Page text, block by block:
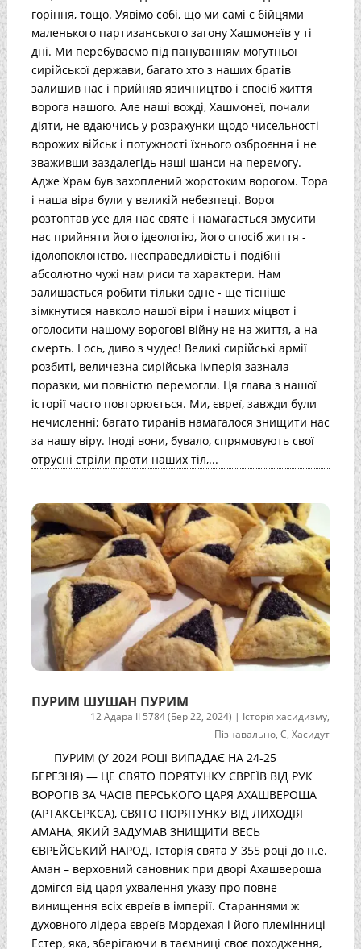
горіння, тощо. Уявімо собі, що ми самі є бійцями
маленького партизанського загону Хашмонеїв у ті
дні. Ми перебуваємо під пануванням могутньої
сирійської держави, багато хто з наших братів
залишив нас і прийняв язичництво і спосіб життя
ворога нашого. Але наші вожді, Хашмонеї, почали
діяти, не вдаючись у розрахунки щодо чисельності
ворожих військ і потужності їхнього озброєння і не
зваживши заздалегідь наші шанси на перемогу.
Адже Храм був захоплений жорстоким ворогом. Тора
і наша віра були у великій небезпеці. Ворог
розтоптав усе для нас святе і намагається змусити
нас прийняти його ідеологію, його спосіб життя -
ідолопоклонство, несправедливість і подібні
абсолютно чужі нам риси та характери. Нам
залишається робити тільки одне - ще тісніше
зімкнутися навколо нашої віри і наших міцвот і
оголосити нашому ворогові війну не на життя, а на
смерть. І ось, диво з чудес! Великі сирійські армії
розбиті, величезна сирійська імперія зазнала
поразки, ми повністю перемогли. Ця глава з нашої
історії часто повторюється. Ми, євреї, завжди були
нечисленні; багато тиранів намагалося знищити нас
за нашу віру. Іноді вони, бувало, спрямовують свої
отруєні стріли проти наших тіл,...
ПУРИМ ШУШАН ПУРИМ
12 Адара II 5784 (Бер 22, 2024) | Історія хасидизму,
Пізнавально,С,Хасидут
ПУРИМ (У 2024 РОЦІ ВИПАДАЄ НА 24-25
БЕРЕЗНЯ) — ЦЕ СВЯТО ПОРЯТУНКУ ЄВРЕЇВ ВІД РУК
ВОРОГІВ ЗА ЧАСІВ ПЕРСЬКОГО ЦАРЯ АХАШВЕРОША
(АРТАКСЕРКСА), СВЯТО ПОРЯТУНКУ ВІД ЛИХОДІЯ
АМАНА, ЯКИЙ ЗАДУМАВ ЗНИЩИТИ ВЕСЬ
ЄВРЕЙСЬКИЙ НАРОД. Історія свята У 355 році до н.е.
Аман – верховний сановник при дворі Ахашвероша
домігся від царя ухвалення указу про повне
винищення всіх євреїв в імперії. Стараннями ж
духовного лідера євреїв Мордехая і його племінниці
Естер, яка, зберігаючи в таємниці своє походження,